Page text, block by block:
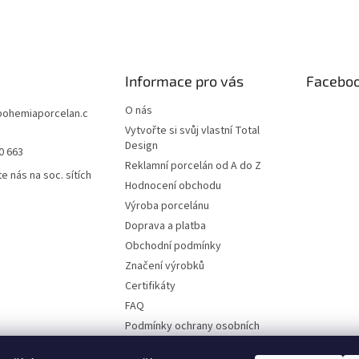
663
nás na soc. sítích
Informace pro vás
O nás
Vytvořte si svůj vlastní Total
Design
Reklamní porcelán od A do Z
Hodnocení obchodu
Výroba porcelánu
Doprava a platba
Obchodní podmínky
Značení výrobků
Certifikáty
FAQ
Podmínky ochrany osobních
údajů